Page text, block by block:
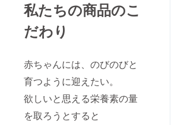
私たちの商品のこ
だわり
赤ちゃんには、のびのびと
育つように迎えたい。
欲しいと思える栄養素の量
を取ろうとすると